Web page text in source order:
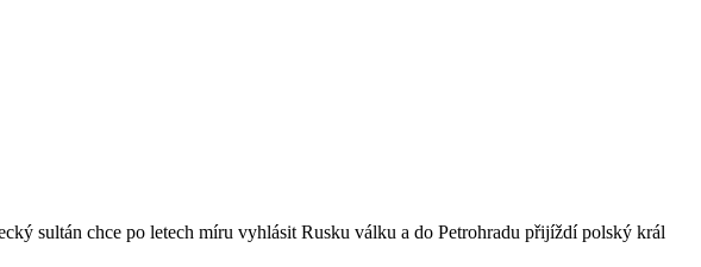
sultán chce po letech míru vyhlásit Rusku válku a do Petrohradu přijíždí polský král